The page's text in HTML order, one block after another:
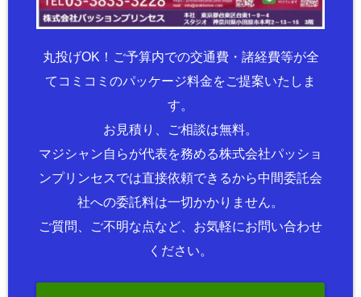
丸投げOK！ご予算内での交通費・諸経費等が全
てコミコミのパッケージ料金をご提案いたしま
す。
お見積り、ご相談は無料。
マジシャン自らが代表を務める株式会社パッショ
ンプリンセスでは直接依頼できるから中間委託会
社への委託料は一切かかりません。
ご質問、ご不明な点など、お気軽にお問い合わせ
ください。